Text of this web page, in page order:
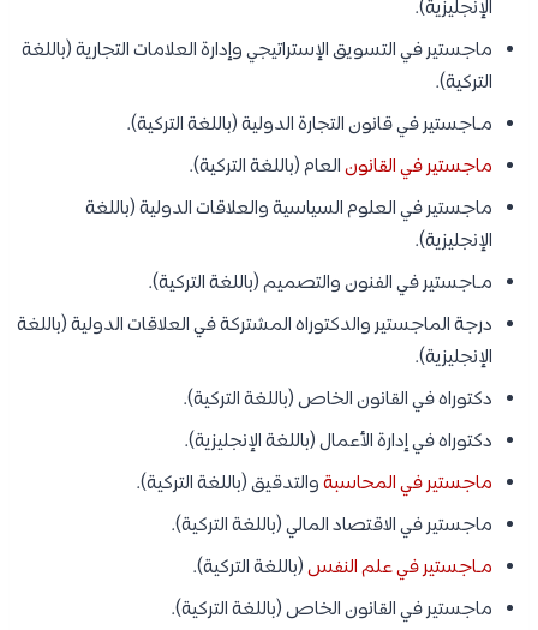
الإنجليزية).
ماجستير في التسويق الإستراتيجي وإدارة العلامات التجارية (باللغة
التركية).
مـاجستير في قانون التجارة الدولية (باللغة التركية).
ماجستير في القانونالعام (باللغة التركية).
ماجستير في العلوم السياسية والعلاقات الدولية (باللغة
الإنجليزية).
مـاجستير في الفنون والتصميم (باللغة التركية).
درجة الماجستير والدكتوراه المشتركة في العلاقات الدولية (باللغة
الإنجليزية).
دكتوراه في القانون الخاص (باللغة التركية).
دكتوراه في إدارة الأعمال (باللغة الإنجليزية).
ماجستير في المحاسبةوالتدقيق (باللغة التركية).
ماجستير في الاقتصاد المالي (باللغة التركية).
مـاجستير في علم النفس(باللغة التركية).
ماجستير في القانون الخاص (باللغة التركية).